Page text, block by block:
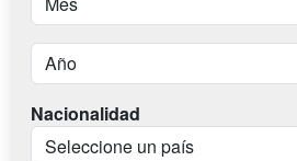
Nacionalidad